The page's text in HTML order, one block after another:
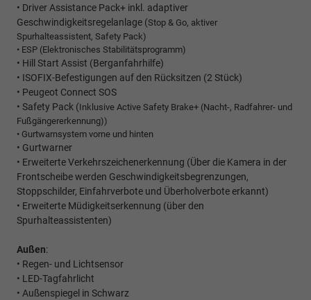
• Driver Assistance Pack+ inkl. adaptiver
Geschwindigkeitsregelanlage (Stop & Go, aktiver
Spurhalteassistent, Safety Pack)
• ESP (Elektronisches Stabilitätsprogramm)
• Hill Start Assist (Berganfahrhilfe)
• ISOFIX-Befestigungen auf den Rücksitzen (2 Stück)
• Peugeot Connect SOS
• Safety Pack (Inklusive Active Safety Brake+ (Nacht-, Radfahrer- und
Fußgängererkennung))
• Gurtwarnsystem vorne und hinten
• Gurtwarner
• Erweiterte Verkehrszeichenerkennung (Über die Kamera in der
Frontscheibe werden Geschwindigkeitsbegrenzungen,
Stoppschilder, Einfahrverbote und Überholverbote erkannt)
• Erweiterte Müdigkeitserkennung (über den
Spurhalteassistenten)
Außen:
• Regen- und Lichtsensor
• LED-Tagfahrlicht
• Außenspiegel in Schwarz